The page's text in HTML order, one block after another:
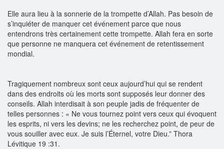
Elle aura lieu à la sonnerie de la trompette d’Allah. Pas besoin de
s’inquiéter de manquer cet événement parce que nous
entendrons très certainement cette trompette. Allah fera en sorte
que personne ne manquera cet événement de retentissement
mondial.
Tragiquement nombreux sont ceux aujourd’hui qui se rendent
dans des endroits où les morts sont supposés leur donner des
conseils. Allah interdisait à son peuple jadis de fréquenter de
telles personnes : « Ne vous tournez point vers ceux qui évoquent
les esprits, ni vers les devins; ne les recherchez point, de peur de
vous souiller avec eux. Je suis l’Éternel, votre Dieu.” Thora
Lévitique 19 :31.